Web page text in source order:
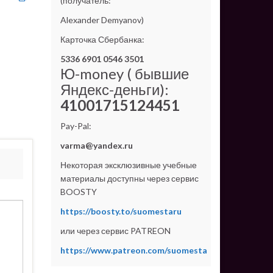
Alexander Demyanov)
Карточка Сбербанка:
5336 6901 0546 3501
Ю-money ( бывшие
Яндекс-деньги):
41001715124451
Pay-Pal:
varma@yandex.ru
Некоторая эксклюзивные учебные
материалы доступны через сервис
BOOSTY
https://boosty.to/suomestaru
или через сервис PATREON
https://www.patreon.com/suomesta